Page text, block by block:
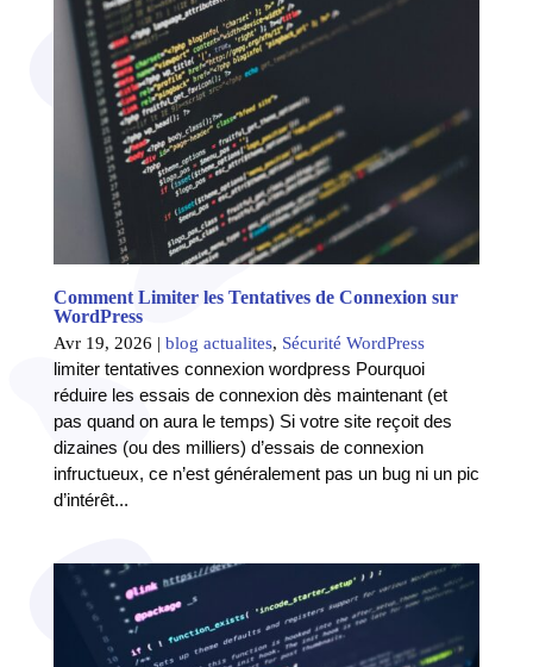
Comment Limiter les Tentatives de Connexion sur
WordPress
Avr 19, 2026 | blog actualites, Sécurité WordPress
limiter tentatives connexion wordpress Pourquoi
réduire les essais de connexion dès maintenant (et
pas quand on aura le temps) Si votre site reçoit des
dizaines (ou des milliers) d’essais de connexion
infructueux, ce n’est généralement pas un bug ni un pic
d’intérêt...